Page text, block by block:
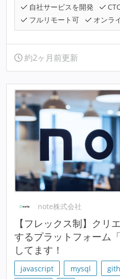
自社サービスを開発
フルリモート可
オンラ
約2ヶ月前更新
note株式会社
【フレックス制】クリ
するプラットフォーム
してます！
javascript mysql